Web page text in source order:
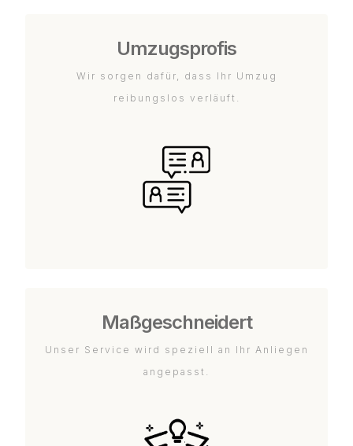
Umzugsprofis
Wir sorgen dafür, dass Ihr Umzug
reibungslos verläuft.
Maßgeschneidert
Unser Service wird speziell an Ihr Anliegen
angepasst.